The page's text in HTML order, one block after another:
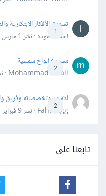
1
تسويق الأفكار الابتكارية
احمد حموده · نشر 1 مارس 2025
2
مشروع الواح شمسية
Mohammad Awali · نشر
2
الاسهم وتخصصاته وفريق
Fahd Ggg · نشر
9 فبراير 2025
تابعنا على